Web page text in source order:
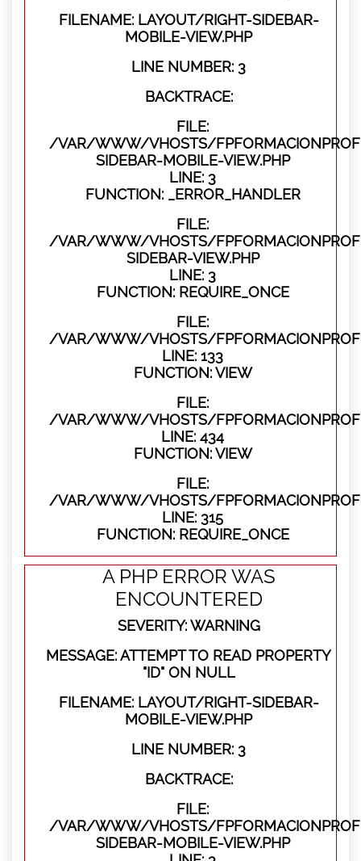
FILENAME: LAYOUT/RIGHT-SIDEBAR-
MOBILE-VIEW.PHP
LINE NUMBER: 3
BACKTRACE:
FILE:
/VAR/WWW/VHOSTS/
SIDEBAR-MOBILE-VIEW.PHP
LINE: 3
FUNCTION: _ERROR_HANDLER
FILE:
/VAR/WWW/VHOSTS/
SIDEBAR-VIEW.PHP
LINE: 3
FUNCTION: REQUIRE_ONCE
FILE:
/VAR/WWW/VHOSTS/
LINE: 133
FUNCTION: VIEW
FILE:
/VAR/WWW/VHOSTS/
LINE: 434
FUNCTION: VIEW
FILE:
/VAR/WWW/VHOSTS/
LINE: 315
FUNCTION: REQUIRE_ONCE
A PHP ERROR WAS
ENCOUNTERED
SEVERITY: WARNING
MESSAGE: ATTEMPT TO READ PROPERTY
"ID" ON NULL
FILENAME: LAYOUT/RIGHT-SIDEBAR-
MOBILE-VIEW.PHP
LINE NUMBER: 3
BACKTRACE:
FILE:
/VAR/WWW/VHOSTS/
SIDEBAR-MOBILE-VIEW.PHP